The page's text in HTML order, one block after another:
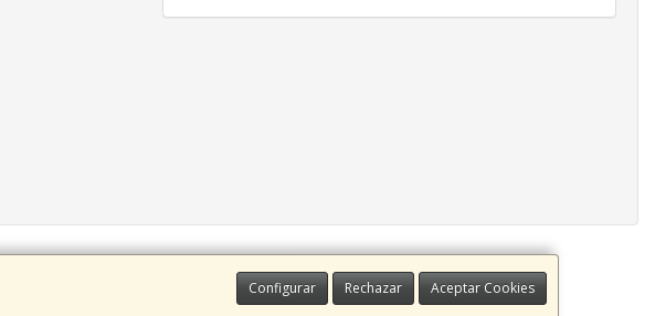
Configurar Rechazar Aceptar Cookies